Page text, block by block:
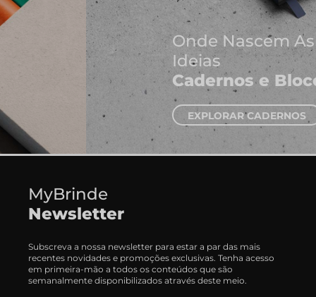
Onde Nascem As Melhores
Ideias
Cadernos e Blocos de Notas
EXPLORAR CADERNOS
MyBrinde
Newsletter
Subscreva a nossa newsletter para estar a par das mais
recentes novidades e promoções exclusivas. Tenha acesso
em primeira-mão a todos os conteúdos que são
semanalmente disponibilizados através deste meio.